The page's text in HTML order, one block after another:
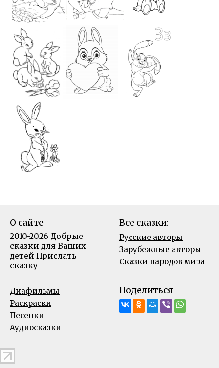
О сайте
2010-2026 Добрые
сказки для Ваших
детей Прислать
сказку
Все сказки:
Русские авторы
Зарубежные авторы
Сказки народов мира
Диафильмы
Раскраски
Песенки
Аудиосказки
Поделиться